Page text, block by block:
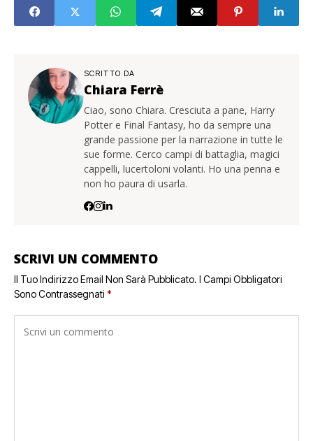
SCRITTO DA
Chiara Ferrè
Ciao, sono Chiara. Cresciuta a pane, Harry
Potter e Final Fantasy, ho da sempre una
grande passione per la narrazione in tutte le
sue forme. Cerco campi di battaglia, magici
cappelli, lucertoloni volanti. Ho una penna e
non ho paura di usarla.
SCRIVI UN COMMENTO
Il Tuo Indirizzo Email Non Sarà Pubblicato. I Campi Obbligatori
Sono Contrassegnati *